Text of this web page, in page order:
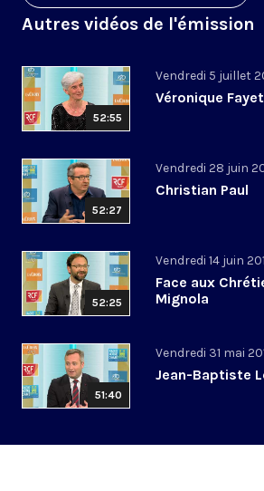
Autres vidéos de l'émission
52:55
Vendredi 5 juillet
Véronique Fayet
52:27
Vendredi 28 juin
Christian Paul
52:25
Vendredi 14 juin
Face aux
Mignola
51:40
Vendredi 31 mai
Jean-Baptiste